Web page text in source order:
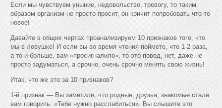
Если мы чувствуем уныние, недовольство, тревогу, то таким
образом организм не просто просит, он кричит попробовать что-то
новое!
Давайте в общих чертах проанализируем 10 признаков того, что
мы в ловушке! И если вы во время чтения поймете, что 1-2 раза,
а то и больше, вам «просигналило», то это повод, нет, даже не
просто задуматься, а срочно, очень срочно менять свою жизнь!
Итак, что же это за 10 признаков?
1-й признак — Вы заметили, что родные, друзья, знакомые стали
вам говорить: «Тебе нужно расслабиться». Вы слышите это